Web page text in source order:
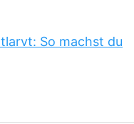
So machst du